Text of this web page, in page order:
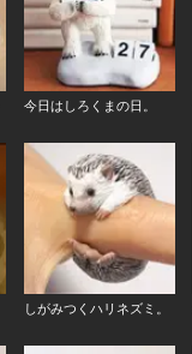
今日はしろくまの日。
しがみつくハリネズミ。